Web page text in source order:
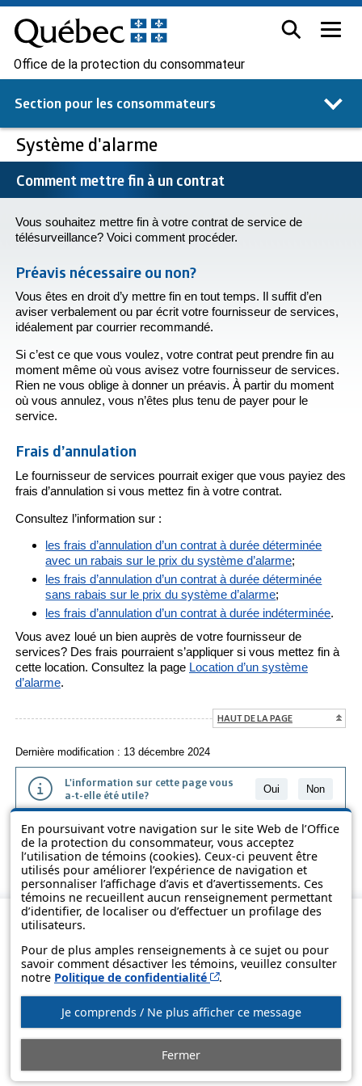
En poursuivant votre navigation sur le site Web de l’Office
de la protection du consommateur, vous acceptez
l’utilisation de témoins (cookies). Ceux-ci peuvent être
utilisés pour améliorer l’expérience de navigation et
personnaliser l’affichage d’avis et d’avertissements. Ces
témoins ne recueillent aucun renseignement permettant
d’identifier, de localiser ou d’effectuer un profilage des
utilisateurs.
Pour de plus amples renseignements à ce sujet ou pour
savoir comment désactiver les témoins, veuillez consulter
notre Politique de confidentialité Cet hyperlien s’ouvrira
.
Je comprends / Ne plus afficher ce message
Fermer
Office de la protection du consommateur
Section pour les consommateurs
Système d'alarme
Comment mettre fin à un contrat
Vous souhaitez mettre fin à votre contrat de service de
télésurveillance? Voici comment procéder.
Préavis nécessaire ou non?
Vous êtes en droit d’y mettre fin en tout temps. Il suffit d’en
aviser verbalement ou par écrit votre fournisseur de services,
idéalement par courrier recommandé.
Si c’est ce que vous voulez, votre contrat peut prendre fin au
moment même où vous avisez votre fournisseur de services.
Rien ne vous oblige à donner un préavis. À partir du moment
où vous annulez, vous n’êtes plus tenu de payer pour le
service.
Frais d’annulation
Le fournisseur de services pourrait exiger que vous payiez des
frais d’annulation si vous mettez fin à votre contrat.
Consultez l’information sur :
les frais d’annulation d’un contrat à durée déterminée
avec un rabais sur le prix du système d’alarme;
les frais d’annulation d’un contrat à durée déterminée
sans rabais sur le prix du système d’alarme;
les frais d’annulation d’un contrat à durée indéterminée.
Vous avez loué un bien auprès de votre fournisseur de
services? Des frais pourraient s’appliquer si vous mettez fin à
cette location. Consultez la page Location d’un système
d’alarme.
HAUT DE LA PAGE
Dernière modification : 13 décembre 2024
L'information sur cette page vous
a-t-elle été utile?
Oui Non
L'information présentée dans cette page a été vulgarisée pour en
favoriser la compréhension. Elle ne remplace pas les textes des lois
et des règlements.
© Gouvernement du Québec, 2013-2025